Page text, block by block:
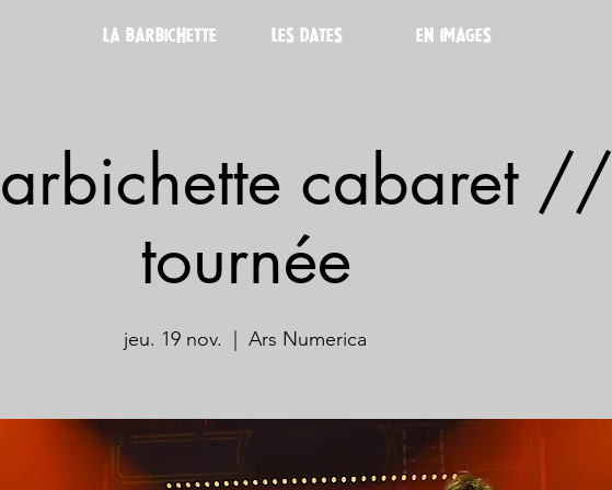
LA BARBICHETTE LES DATES EN IMAGES
cabaret //
tournée
jeu. 19 nov. Ars Numerica